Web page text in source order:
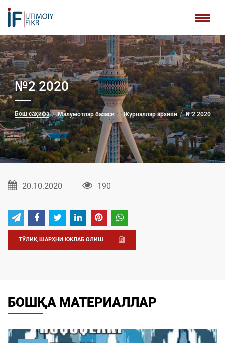
№2 2020
Бош саҳифа Малумотлар базаси Журналлар архиви №2 2020
20.10.2020 190
ТЎЛИҚ ШАРҲНИ ЮКЛАБ ОЛИШ
БОШҚА МАТЕРИАЛЛАР